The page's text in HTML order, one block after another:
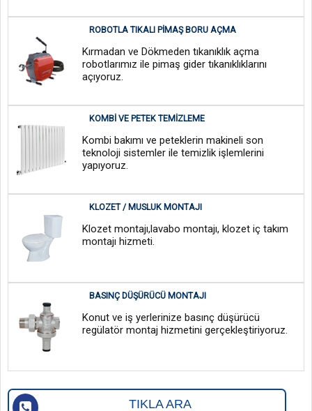
ROBOTLA TIKALI PIMAŞ BORU AÇMA
Kırmadan ve Dökmeden tıkanıklık açma
robotlarımız ile pimaş gider tıkanıklıklarını
açıyoruz.
KOMBI VE PETEK TEMIZLEME
Kombi bakımı ve peteklerin makineli son
teknoloji sistemler ile temizlik işlemlerini
yapıyoruz.
KLOZET / MUSLUK MONTAJI
Klozet montajı,lavabo montajı, klozet iç takım
montajı hizmeti.
BASINÇ DÜŞÜRÜCÜ MONTAJI
Konut ve iş yerlerinize basınç düşürücü
regülatör montaj hizmetini gerçekleştiriyoruz.
TIKLA ARA